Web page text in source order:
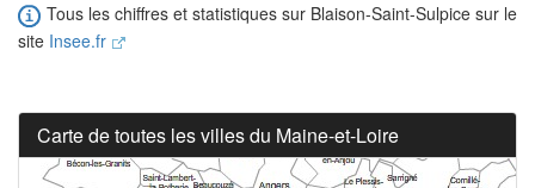
Tous les chiffres et statistiques sur Blaison-Saint-Sulpice sur le
site Insee.fr
Carte de toutes les villes du Maine-et-Loire